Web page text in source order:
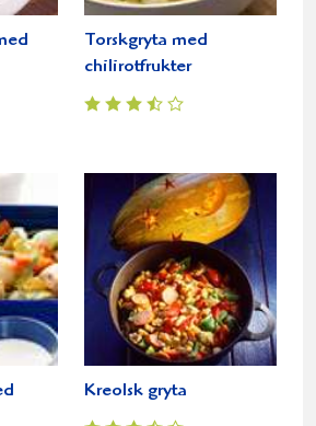
Torskgryta med
chilirotfrukter
Kreolsk gryta